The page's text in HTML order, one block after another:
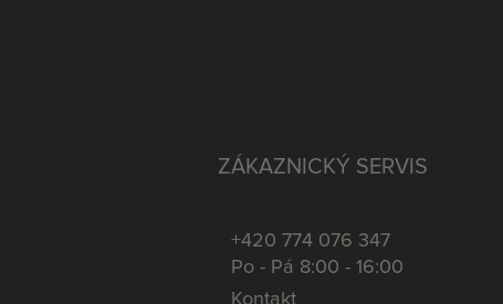
ZÁKAZNICKÝ SERVIS
+420 774 076 347
Po - Pá 8:00 - 16:00
Kontakt